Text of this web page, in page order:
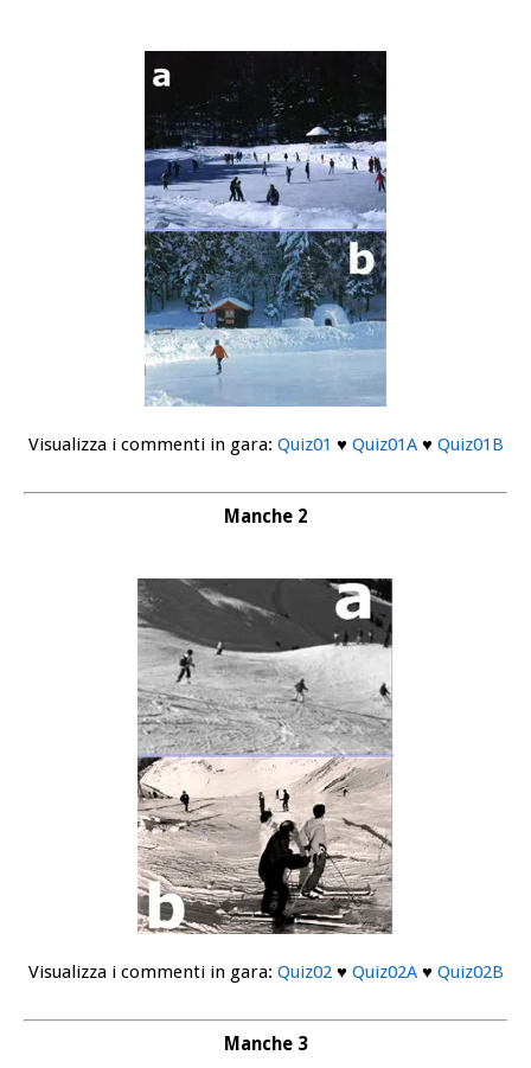
Visualizza i commenti in gara: Quiz01 ♥ Quiz01A♥ Quiz01B
Manche 2
Visualizza i commenti in gara: Quiz02♥ Quiz02A♥ Quiz02B
Manche 3